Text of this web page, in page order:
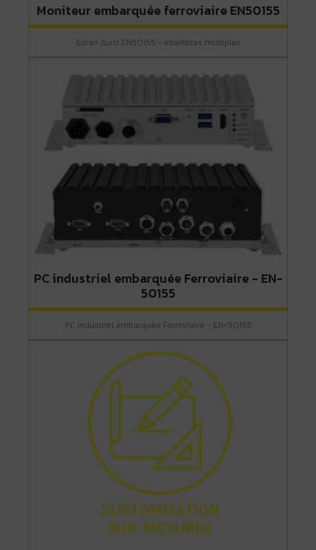
Moniteur embarquée ferroviaire EN50155
Ecran durci EN50155 - Interfaces multiples
PC industriel embarquée Ferroviaire - EN-
50155
PC industriel embarquée Ferroviaire - EN-50155